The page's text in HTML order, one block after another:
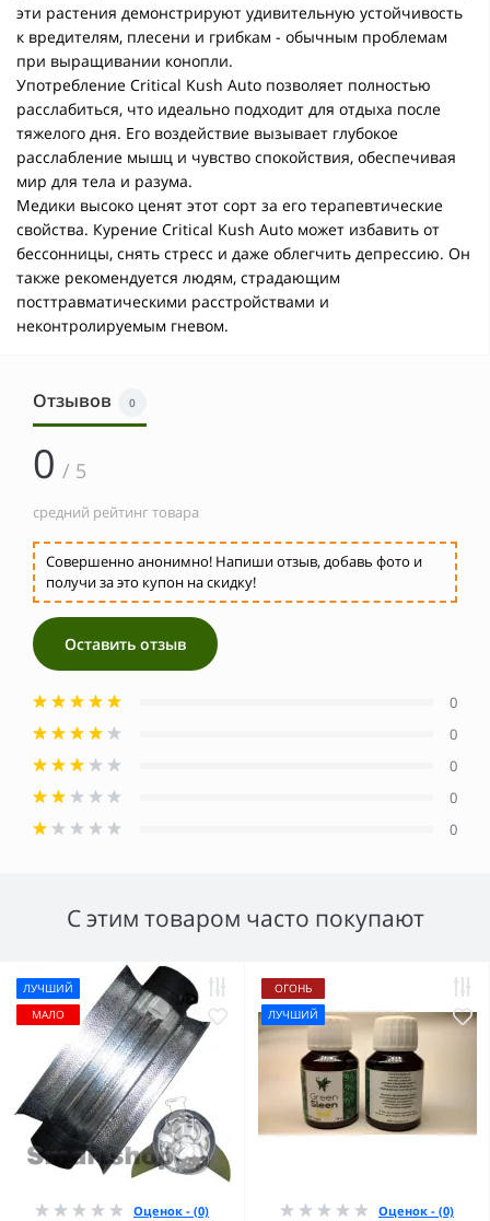
эти растения демонстрируют удивительную устойчивость
к вредителям, плесени и грибкам - обычным проблемам
при выращивании конопли.
Употребление Critical Kush Auto позволяет полностью
расслабиться, что идеально подходит для отдыха после
тяжелого дня. Его воздействие вызывает глубокое
расслабление мышц и чувство спокойствия, обеспечивая
мир для тела и разума.
Медики высоко ценят этот сорт за его терапевтические
свойства. Курение Critical Kush Auto может избавить от
бессонницы, снять стресс и даже облегчить депрессию. Он
также рекомендуется людям, страдающим
посттравматическими расстройствами и
неконтролируемым гневом.
Отзывов 0
0 / 5
средний рейтинг товара
Совершенно анонимно! Напиши отзыв, добавь фото и
получи за это купон на скидку!
Оставить отзыв
0
0
0
0
0
С этим товаром часто покупают
ЛУЧШИЙ
МАЛО
Оценок - (0)
ОГОНЬ
ЛУЧШИЙ
Оценок - (0)